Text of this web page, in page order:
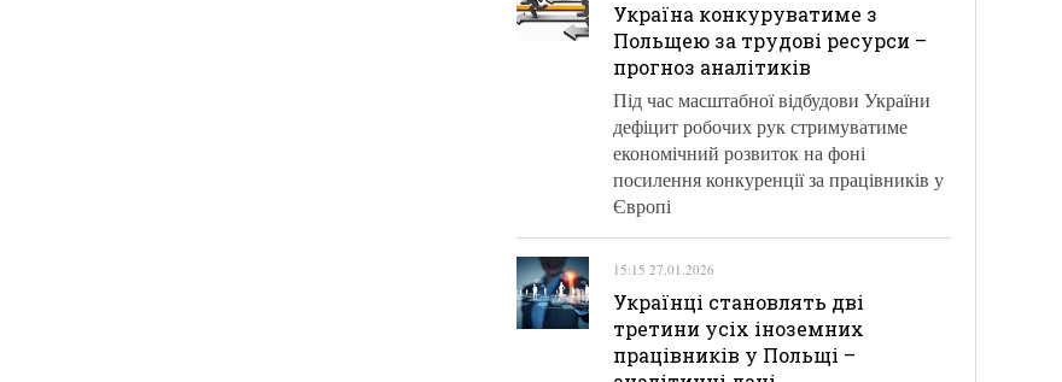
Україна конкуруватиме з
Польщею за трудові ресурси –
прогноз аналітиків
Під час масштабної відбудови України
дефіцит робочих рук стримуватиме
економічний розвиток на фоні
посилення конкуренції за працівників у
Європі
15:15 27.01.2026
Українці становлять дві
третини усіх іноземних
працівників у Польщі –